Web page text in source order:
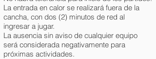
La entrada en calor se realizará fuera de la
cancha, con dos (2) minutos de red al
ingresar a jugar.
La ausencia sin aviso de cualquier equipo
será considerada negativamente para
próximas actividades.